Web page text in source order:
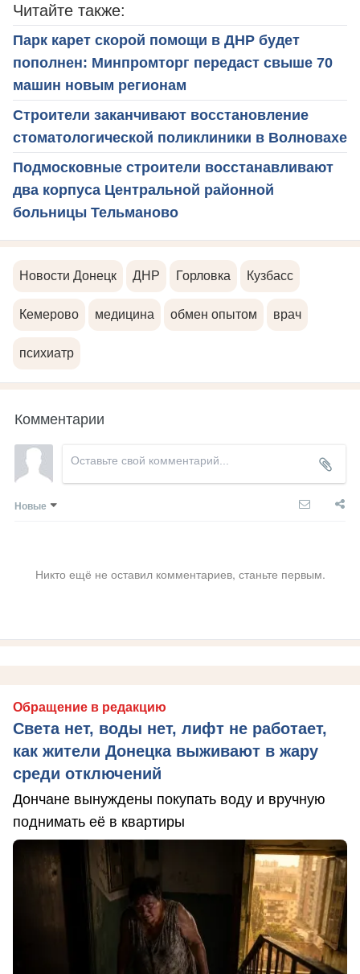
Читайте также:
Парк карет скорой помощи в ДНР будет
пополнен: Минпромторг передаст свыше 70
машин новым регионам
Строители заканчивают восстановление
стоматологической поликлиники в Волновахе
Подмосковные строители восстанавливают
два корпуса Центральной районной
больницы Тельманово
Новости Донецк ДНР Горловка Кузбасс
Кемерово медицина обмен опытом врач
психиатр
Комментарии
Новые
Никто ещё не оставил комментариев, станьте первым.
Обращение в редакцию
Света нет, воды нет, лифт не работает,
как жители Донецка выживают в жару
среди отключений
Дончане вынуждены покупать воду и вручную
поднимать её в квартиры